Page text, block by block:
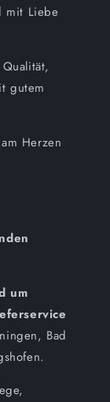
mit Liebe
gutem
Herzen
um
Bad